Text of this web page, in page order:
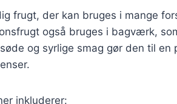
frugt, der kan bruges i mange
også bruges i bagværk,
og syrlige smag gør den til en
inkluderer: